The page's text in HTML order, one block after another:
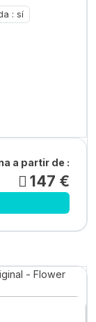
: sí
a partir de :
147 €